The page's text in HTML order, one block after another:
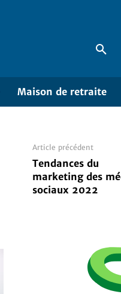
Maison de retraite
Article précédent
Tendances du
marketing des
sociaux 2022